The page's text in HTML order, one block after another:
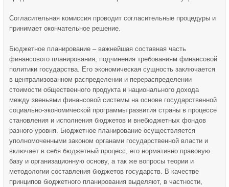
Согласительная комиссия проводит согласительные процедуры и
принимает окончательное решение.
Бюджетное планирование – важнейшая составная часть
финансового планирования, подчинения требованиям финансовой
политики государства. Его экономическая сущность заключается
в централизованном распределении и перераспределении
стоимости общественного продукта и национального дохода
между звеньями финансовой системы на основе государственной
социально-экономической программы развития страны в процессе
становления и исполнения бюджетов и внебюджетных фондов
разного уровня. Бюджетное планирование осуществляется
уполномоченными законом органами государственной власти и
включает в себя бюджетный процесс, его нормативно правовую
базу и организационную основу, а так же вопросы теории и
методологии составления бюджетов государств. В качестве
принципов бюджетного планирования выделяют, в частности,